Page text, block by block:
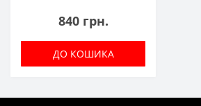
840 грн.
ДО КОШИКА